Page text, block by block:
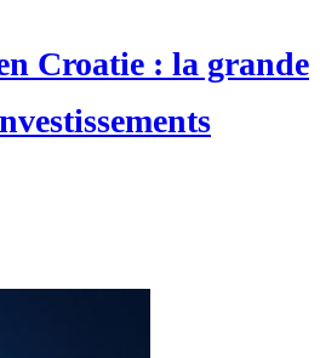
Croatie : la grande